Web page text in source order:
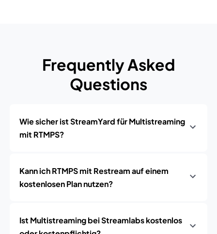
Frequently Asked
Questions
Wie sicher ist StreamYard für Multistreaming
mit RTMPS?
Kann ich RTMPS mit Restream auf einem
kostenlosen Plan nutzen?
Ist Multistreaming bei Streamlabs kostenlos